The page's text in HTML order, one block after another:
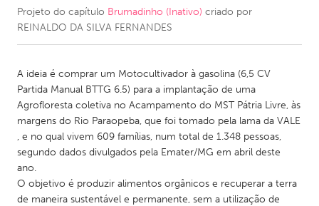
CANADA
Newmarket
Ottawa
South Shore
Toronto
MALAYSIA
Kuala Lumpur
Projeto do capítulo Brumadinho (Inativo) criado por
REINALDO DA SILVA FERNANDES
A ideia é comprar um Motocultivador à gasolina (6,5 CV
Partida Manual BTTG 6.5) para a implantação de uma
Agrofloresta coletiva no Acampamento do MST Pátria Livre, às
margens do Rio Paraopeba, que foi tomado pela lama da VALE
, e no qual vivem 609 famílias, num total de 1.348 pessoas,
segundo dados divulgados pela Emater/MG em abril deste
ano.
O objetivo é produzir alimentos orgânicos e recuperar a terra
de maneira sustentável e permanente, sem a utilização de